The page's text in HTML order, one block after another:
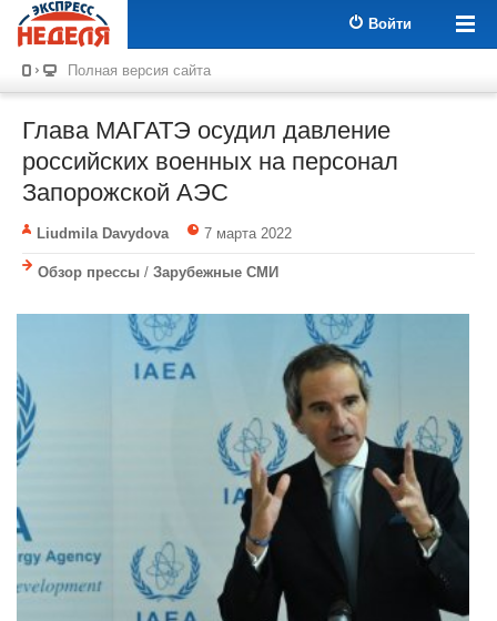
Войти
Полная версия сайта
Глава МАГАТЭ осудил давление
российских военных на персонал
Запорожской АЭС
Liudmila Davydova 7 марта 2022
Обзор прессы / Зарубежные СМИ